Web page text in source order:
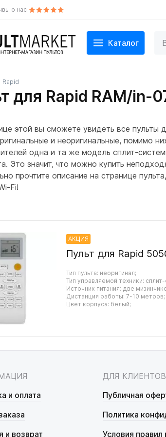
о нас
Каталог
Rapid
для Rapid RAM/in-
этой вы сможете увидеть все пульты
и неоригинальные, помимо
одна и та же модель сплит-
Это значит, что можно купить
прочтите описание на странице
Fi!
АКЦИЯ
Пульт для Rapid
Тип пульта: неоригинал;
Тип управляемой техники:
Источник питания: две
Дистанция работы: 7-10 метров;
Цвет корпуса: белый;
и оплата
и возврат
ДЛЯ КЛИЕНТОВ
Публичная
Политика
Условия правил